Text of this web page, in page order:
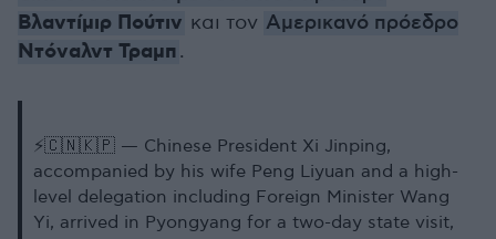
Βλαντίμιρ Πούτιν και τον Αμερικανό πρόεδρο
Ντόναλντ Τραμπ.
⚡️🇨🇳🇰🇵 — Chinese President Xi Jinping,
accompanied by his wife Peng Liyuan and a high-
level delegation including Foreign Minister Wang
Yi, arrived in Pyongyang for a two-day state visit,